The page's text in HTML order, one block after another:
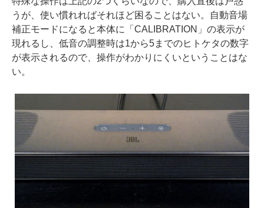
うが、使い慣れればそれほど困ることはない。自動音場
補正モードになると本体に「CALIBRATION」の表示が
現れるし、低音の調整時は1から5までのヒトケタの数字
が表示されるので、操作がわかりにくいということはな
い。